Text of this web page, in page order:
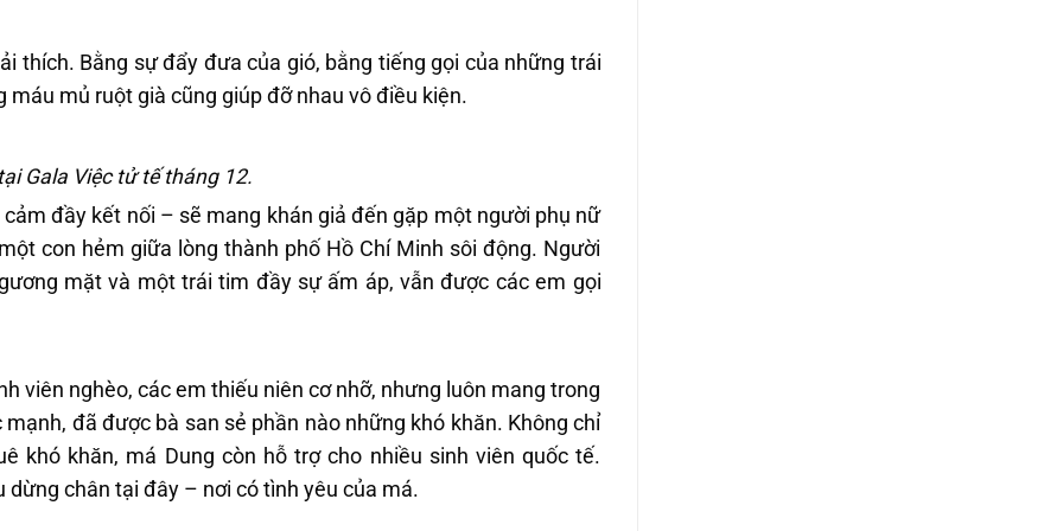
thích. Bằng sự đẩy đưa của gió, bằng tiếng gọi của những trái
mủ ruột già cũng giúp đỡ nhau vô điều kiện.
Gala Việc tử tế tháng 12.
đầy kết nối – sẽ mang khán giả đến gặp một người phụ nữ
con hẻm giữa lòng thành phố Hồ Chí Minh sôi động. Người
mặt và một trái tim đầy sự ấm áp, vẫn được các em gọi
viên nghèo, các em thiếu niên cơ nhỡ, nhưng luôn mang trong
đã được bà san sẻ phần nào những khó khăn. Không chỉ
khó khăn, má Dung còn hỗ trợ cho nhiều sinh viên quốc tế.
chân tại đây – nơi có tình yêu của má.